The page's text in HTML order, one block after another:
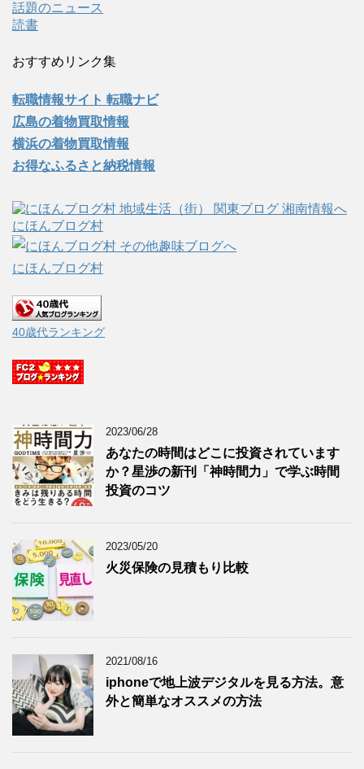
話題のニュース
読書
おすすめリンク集
転職情報サイト 転職ナビ
広島の着物買取情報
横浜の着物買取情報
お得なふるさと納税情報
にほんブログ村
にほんブログ村
40歳代ランキング
2023/06/28
あなたの時間はどこに投資されています
か？星渉の新刊「神時間力」で学ぶ時間
投資のコツ
2023/05/20
火災保険の見積もり比較
2021/08/16
iphoneで地上波デジタルを見る方法。意
外と簡単なオススメの方法